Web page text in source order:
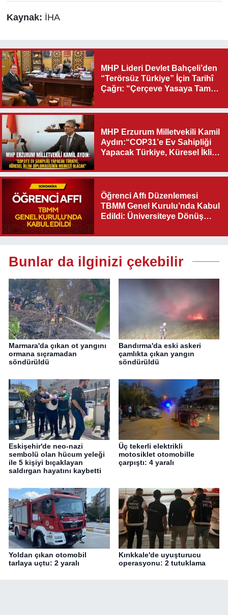
Kaynak: İHA
MHP Lideri Devlet Bahçeli’den
“Terörsüz Türkiye” İçin Tarihî
Çağrı: “Çerçeve Yasaya Tam
MHP Erzurum Milletvekili Kamil
Aydın:“COP31’e Ev Sahipliği
Yapacak Türkiye, Küresel İklim
Olacak"
Öğrenci Affı Düzenlemesi
TBMM Genel Kurulu’nda Kabul
Edildi: Üniversiteye Dönüş
Bunlar da ilginizi çekebilir
Marmara'da çıkan ot yangını
ormana sıçramadan
söndürüldü
Bandırma'da eski askeri
çamlıkta çıkan yangın
söndürüldü
Eskişehir'de neo-nazi
sembolü olan hücum yeleği
ile 5 kişiyi bıçaklayan
saldırgan hayatını kaybetti
Üç tekerli elektrikli
motosiklet otomobille
çarpıştı: 4 yaralı
Yoldan çıkan otomobil
tarlaya uçtu: 2 yaralı
Kırıkkale'de uyuşturucu
operasyonu: 2 tutuklama